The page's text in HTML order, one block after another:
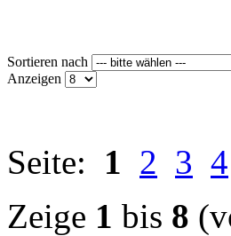
Sortieren nach
Anzeigen
Seite: 1 2 3 4
Zeige 1 bis 8